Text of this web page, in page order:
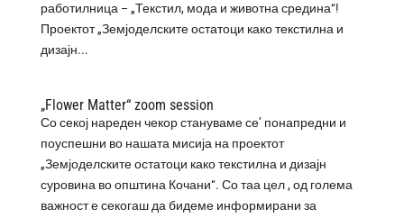
работилница – „Текстил, мода и животна средина“!
Проектот „Земјоделските остатоци како текстилна и
дизајн...
„Flower Matter“ zoom session
Со секој нареден чекор стануваме се’ понапредни и
поуспешни во нашата мисија на проектот
„Земјоделските остатоци како текстилна и дизајн
суровина во општина Кочани“. Со таа цел , од голема
важност е секогаш да бидеме информирани за